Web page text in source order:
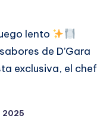
lento
de D’Gara
exclusiva, el chef
2025